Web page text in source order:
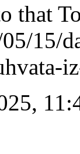
that
15/